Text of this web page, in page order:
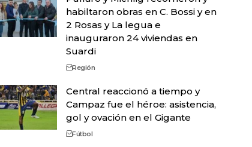
habiltaron obras en C. Bossi y en
2 Rosas y La legua e
inauguraron 24 viviendas en
Suardi
Región
Central reaccionó a tiempo y
Campaz fue el héroe: asistencia,
gol y ovación en el Gigante
Fútbol